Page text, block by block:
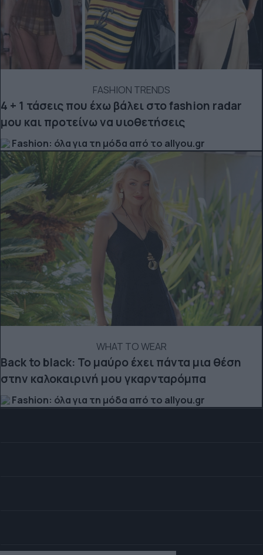
FASHION TRENDS
4 + 1 τάσεις που έχω βάλει στο fashion radar
μου και προτείνω να υιοθετήσεις
Fashion: όλα για τη μόδα από το allyou.gr
WHAT TO WEAR
Back to black: Το μαύρο έχει πάντα μια θέση
στην καλοκαιρινή μου γκαρνταρόμπα
Fashion: όλα για τη μόδα από το allyou.gr